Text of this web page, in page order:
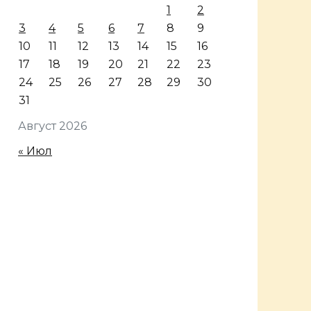
Август 2026
1
2
3
4 5 6 7 8
9
10
11 12 13 14 15
16
17
18 19 20 21 22
23
24
25 26 27 28 29
30
31
« Июл